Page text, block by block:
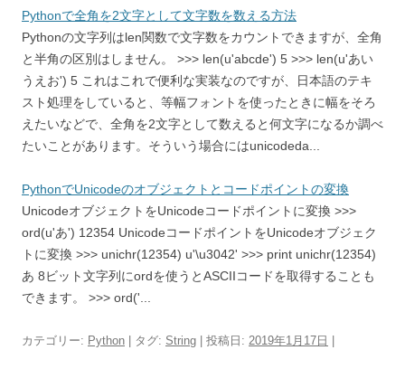
Pythonで全角を2文字として文字数を数える方法
Pythonの文字列はlen関数で文字数をカウントできますが、全角
と半角の区別はしません。 >>> len(u'abcde') 5 >>> len(u'あい
うえお') 5 これはこれで便利な実装なのですが、日本語のテキ
スト処理をしていると、等幅フォントを使ったときに幅をそろ
えたいなどで、全角を2文字として数えると何文字になるか調べ
たいことがあります。そういう場合にはunicodeda...
PythonでUnicodeのオブジェクトとコードポイントの変換
UnicodeオブジェクトをUnicodeコードポイントに変換 >>>
ord(u'あ') 12354 UnicodeコードポイントをUnicodeオブジェク
トに変換 >>> unichr(12354) u'\u3042' >>> print unichr(12354)
あ 8ビット文字列にordを使うとASCIIコードを取得することも
できます。 >>> ord('...
カテゴリー: Python | タグ: String | 投稿日: 2019年1月17日